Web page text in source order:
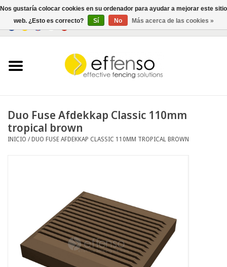
Iluminación
Mapa
Duo Fuse Afdekkap Classic 110mm
tropical brown
INICIO /DUO FUSE AFDEKKAP CLASSIC 110MM TROPICAL BROWN
Nos gustaría colocar cookies en su ordenador para ayudar a mejorar este sitio
web. ¿Esto es correcto?
Sí No Más acerca de las cookies »